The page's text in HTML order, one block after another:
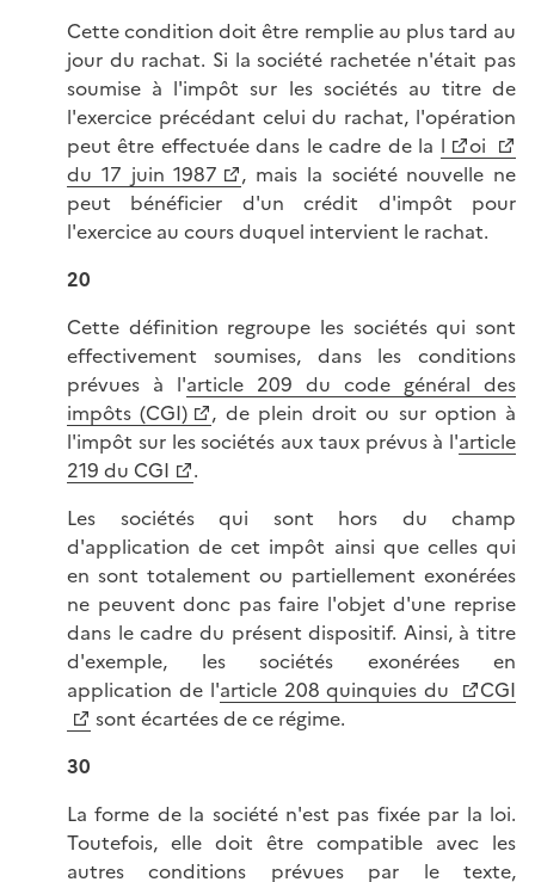
Cette condition doit être remplie au plus tard au
jour du rachat. Si la société rachetée n'était pas
soumise à l'impôt sur les sociétés au titre de
l'exercice précédant celui du rachat, l'opération
peut être effectuée dans le cadre de la l
oi
du 17 juin 1987
, mais la société nouvelle ne
peut bénéficier d'un crédit d'impôt pour
l'exercice au cours duquel intervient le rachat.
20
Cette définition regroupe les sociétés qui sont
effectivement soumises, dans les conditions
prévues à l'article 209 du code général des
impôts (CGI)
, de plein droit ou sur option à
l'impôt sur les sociétés aux taux prévus à l'article
219 du CGI
.
Les sociétés qui sont hors du champ
d'application de cet impôt ainsi que celles qui
en sont totalement ou partiellement exonérées
ne peuvent donc pas faire l'objet d'une reprise
dans le cadre du présent dispositif. Ainsi, à titre
d'exemple, les sociétés exonérées en
application de l'article 208 quinquies du
CGI
sont écartées de ce régime.
30
La forme de la société n'est pas fixée par la loi.
Toutefois, elle doit être compatible avec les
autres conditions prévues par le texte,